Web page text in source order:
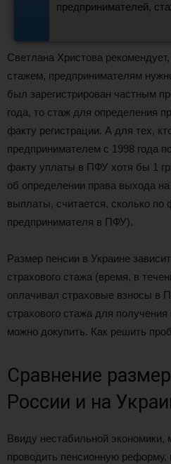
предпринимателей,
Светлана Христова
стажем, предпринимателям
был зарегистрирован частным
года, то стаж для определения
факту регистрации. А для тех,
предпринимателем с 1998 года
факту уплаты в ПФУ хотя бы 1
об определении права выхода
выплаты, считается, сколько по
предпринимателя в ПФУ).
Размер пенсии в Украине
страхового стажа (время, в
оплачивал страховые взносы в
страхового стажа для получения
можно докупить. Как решить
Сравнение
России и на
Ввиду нестабильной
проводить пенсионную